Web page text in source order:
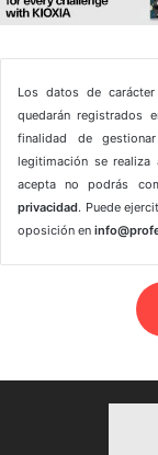
Los datos de
quedarán registrados
finalidad de
legitimación se
acepta no podrás
privacidad. Puede
oposición en